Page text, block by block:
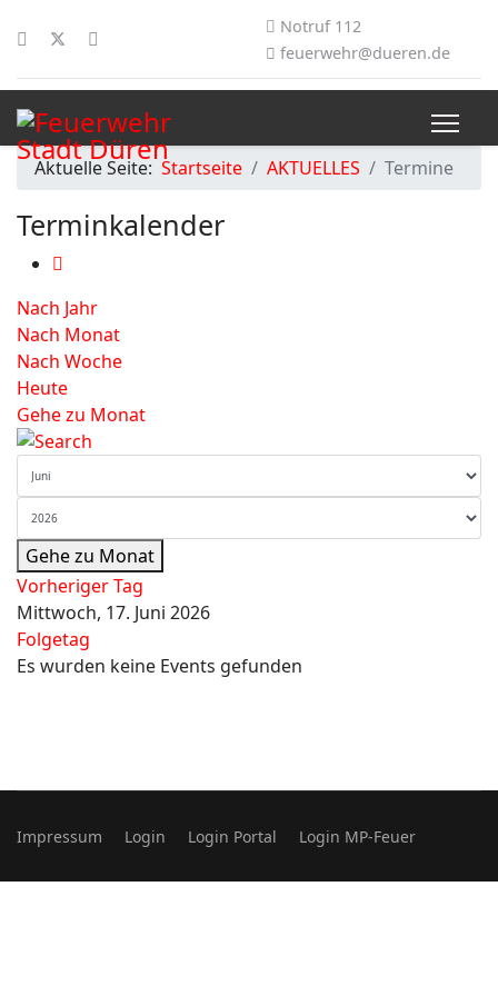
Notruf 112
feuerwehr@dueren.de
Aktuelle Seite: Startseite AKTUELLES Termine
Terminkalender
Nach Jahr
Nach Monat
Nach Woche
Heute
Gehe zu Monat
Gehe zu Monat
Vorheriger Tag
Mittwoch, 17. Juni 2026
Folgetag
Es wurden keine Events gefunden
Impressum Login Login Portal Login MP-Feuer